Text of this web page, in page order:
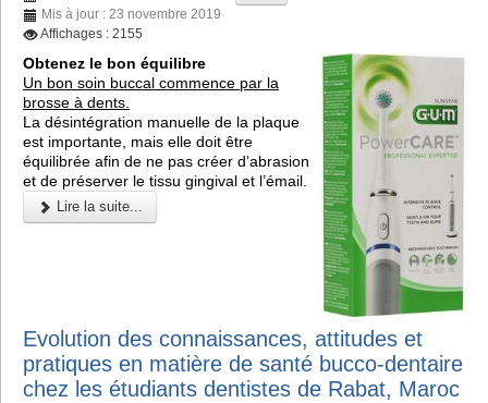
Mis à jour : 23 novembre 2019
Affichages : 2155
Obtenez le bon équilibre
Un bon soin buccal commence par la
brosse à dents.
La désintégration manuelle de la plaque
est importante, mais elle doit être
équilibrée afin de ne pas créer d’abrasion
et de préserver le tissu gingival et l’émail.
Lire la suite...
Evolution des connaissances, attitudes et
pratiques en matière de santé bucco-dentaire
chez les étudiants dentistes de Rabat, Maroc